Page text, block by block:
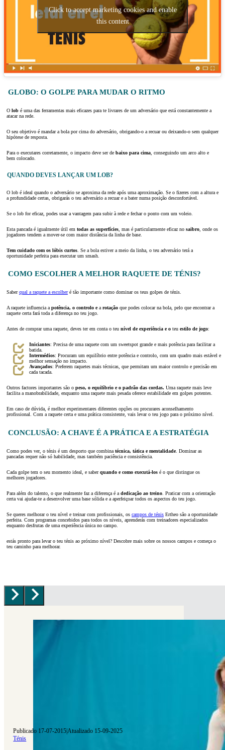
Click to accept marketing cookies and enable
this content
GLOBO: O GOLPE PARA MUDAR O RITMO
O lob é uma das ferramentas mais eficazes para te livrares de um adversário que está constantemente a
atacar na rede.
O seu objetivo é mandar a bola por cima do adversário, obrigando-o a recuar ou deixando-o sem qualquer
hipótese de resposta.
Para o executares corretamente, o impacto deve ser de baixo para cima , conseguindo um arco alto e
bem colocado.
QUANDO DEVES LANÇAR UM LOB?
O lob é ideal quando o adversário se aproxima da rede após uma aproximação. Se o fizeres com a altura e
a profundidade certas, obrigarás o teu adversário a recuar e a bater numa posição desconfortável.
Se o lob for eficaz, podes usar a vantagem para subir à rede e fechar o ponto com um voleio.
Esta pancada é igualmente útil em todas as superfícies , mas é particularmente eficaz no saibro , onde os
jogadores tendem a mover-se com maior distância da linha de base.
Tem cuidado com os lóbis curtos . Se a bola estiver a meio da linha, o teu adversário terá a
oportunidade perfeita para executar um smash.
COMO ESCOLHER A MELHOR RAQUETE DE TÉNIS?
Saberqual a raquete a escolheré tão importante como dominar os teus golpes de ténis.
A raquete influencia apotência, o controlo earotação que podes colocar na bola, pelo que encontrar a
raquete certa fará toda a diferença no teu jogo.
Antes de comprar uma raquete, deves ter em conta o teu nível de experiência e o teu estilo de jogo:
Iniciantes: Precisa de uma raquete com um sweetspot grande e mais potência para facilitar a
batida.
Intermédios: Procuram um equilíbrio entre potência e controlo, com um quadro mais estável e
melhor sensação no impacto.
Avançados: Preferem raquetes mais técnicas, que permitam um maior controlo e precisão em
cada tacada.
Outros factores importantes são o peso, o equilíbrio e o padrão das cordas. Uma raquete mais leve
facilita a manobrabilidade, enquanto uma raquete mais pesada oferece estabilidade em golpes potentes.
Em caso de dúvida, é melhor experimentares diferentes opções ou procurares aconselhamento
profissional. Com a raquete certa e uma prática consistente, vais levar o teu jogo para o próximo nível.
CONCLUSÃO: A CHAVE É A PRÁTICA E A ESTRATÉGIA
Como podes ver, o ténis é um desporto que combinatécnica, tática e mentalidade. Dominar as
pancadas requer não só habilidade, mas também paciência e consistência.
Cada golpe tem o seu momento ideal, e saberquando e como executá-los é o que distingue os
melhores jogadores.
Para além do talento, o que realmente faz a diferença é adedicação ao treino. Praticar com a orientação
certa vai ajudar-te a desenvolver uma base sólida e a aperfeiçoar todos os aspectos do teu jogo.
Se queres melhorar o teu nível e treinar com profissionais, os campos de ténis Ertheo são a oportunidade
perfeita. Com programas concebidos para todos os níveis, aprenderás com treinadores especializados
enquanto desfrutas de uma experiência única no campo.
estás pronto para levar o teu ténis ao próximo nível? Descobre mais sobre os nossos campos e começa o
teu caminho para melhorar.
Publicado 17-07-2015|Atualizado 15-09-2025
Ténis